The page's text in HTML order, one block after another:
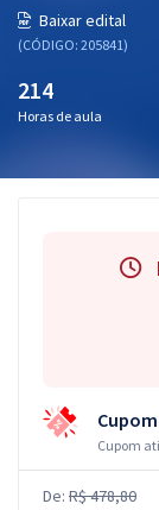
Questões grátis
Blog
Baixar edital
(CÓDIGO: 205841)
214
Horas de aula
Cupom
De: R$ 478,80